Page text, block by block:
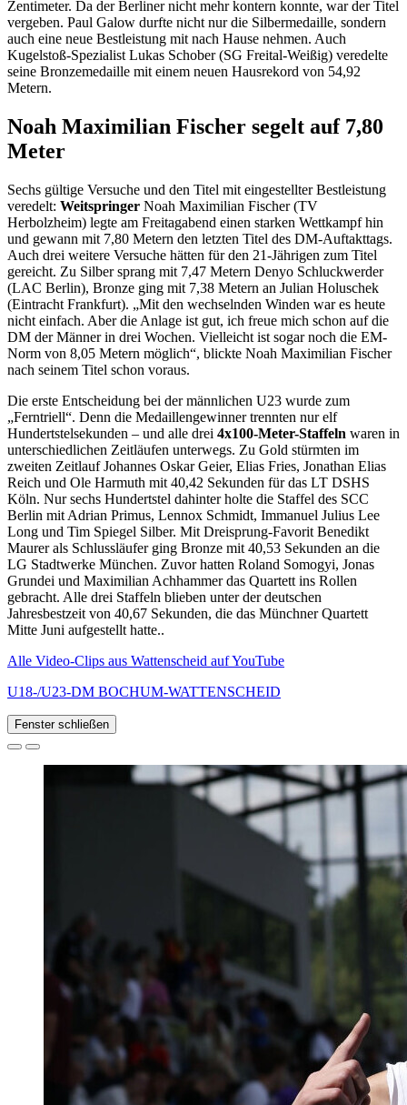
Zentimeter. Da der Berliner nicht mehr kontern konnte, war der Titel
vergeben. Paul Galow durfte nicht nur die Silbermedaille, sondern
auch eine neue Bestleistung mit nach Hause nehmen. Auch
Kugelstoß-Spezialist Lukas Schober (SG Freital-Weißig) veredelte
seine Bronzemedaille mit einem neuen Hausrekord von 54,92
Metern.
Noah Maximilian Fischer segelt auf 7,80
Meter
Sechs gültige Versuche und den Titel mit eingestellter Bestleistung
veredelt: Weitspringer Noah Maximilian Fischer (TV
Herbolzheim) legte am Freitagabend einen starken Wettkampf hin
und gewann mit 7,80 Metern den letzten Titel des DM-Auftakttags.
Auch drei weitere Versuche hätten für den 21-Jährigen zum Titel
gereicht. Zu Silber sprang mit 7,47 Metern Denyo Schluckwerder
(LAC Berlin), Bronze ging mit 7,38 Metern an Julian Holuschek
(Eintracht Frankfurt). „Mit den wechselnden Winden war es heute
nicht einfach. Aber die Anlage ist gut, ich freue mich schon auf die
DM der Männer in drei Wochen. Vielleicht ist sogar noch die EM-
Norm von 8,05 Metern möglich“, blickte Noah Maximilian Fischer
nach seinem Titel schon voraus.
Die erste Entscheidung bei der männlichen U23 wurde zum
„Ferntriell“. Denn die Medaillengewinner trennten nur elf
Hundertstelsekunden – und alle drei 4x100-Meter-Staffeln waren in
unterschiedlichen Zeitläufen unterwegs. Zu Gold stürmten im
zweiten Zeitlauf Johannes Oskar Geier, Elias Fries, Jonathan Elias
Reich und Ole Harmuth mit 40,42 Sekunden für das LT DSHS
Köln. Nur sechs Hundertstel dahinter holte die Staffel des SCC
Berlin mit Adrian Primus, Lennox Schmidt, Immanuel Julius Lee
Long und Tim Spiegel Silber. Mit Dreisprung-Favorit Benedikt
Maurer als Schlussläufer ging Bronze mit 40,53 Sekunden an die
LG Stadtwerke München. Zuvor hatten Roland Somogyi, Jonas
Grundei und Maximilian Achhammer das Quartett ins Rollen
gebracht. Alle drei Staffeln blieben unter der deutschen
Jahresbestzeit von 40,67 Sekunden, die das Münchner Quartett
Mitte Juni aufgestellt hatte..
Alle Video-Clips aus Wattenscheid auf YouTube
U18-/U23-DM BOCHUM-WATTENSCHEID
Fenster schließen